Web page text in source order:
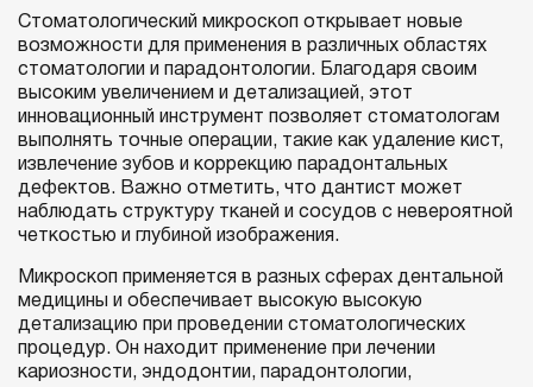
Стоматологический микроскоп открывает новые
возможности для применения в различных областях
стоматологии и парадонтологии. Благодаря своим
высоким увеличением и детализацией, этот
инновационный инструмент позволяет стоматологам
выполнять точные операции, такие как удаление кист,
извлечение зубов и коррекцию парадонтальных
дефектов. Важно отметить, что дантист может
наблюдать структуру тканей и сосудов с невероятной
четкостью и глубиной изображения.
Микроскоп применяется в разных сферах дентальной
медицины и обеспечивает высокую высокую
детализацию при проведении стоматологических
процедур. Он находит применение при лечении
кариозности, эндодонтии, парадонтологии,